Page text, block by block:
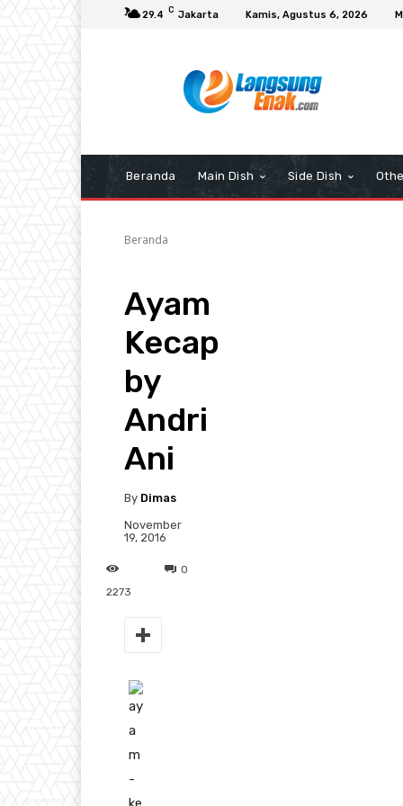
29.4 C Jakarta Kamis, Agustus 6, 2026
Beranda Main Dish Side Dish
Beranda
Ayam
Kecap
by
Andri
Ani
By Dimas
November
19, 2016
0
2273